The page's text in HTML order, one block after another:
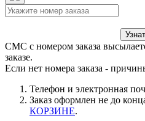
СМС с номером заказа
заказе.
Если нет номера заказа -
Телефон и электронная
Заказ оформлен не до
КОРЗИНЕ.